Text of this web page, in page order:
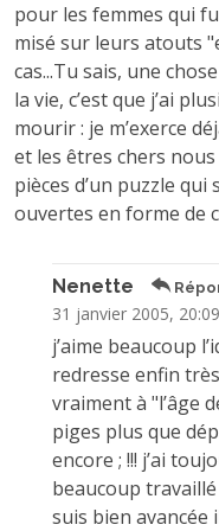
pour les femmes qui
misé sur leurs atouts
cas...Tu sais, une
la vie, c’est que j’ai
mourir : je m’exerce
et les êtres chers
pièces d’un puzzle qui
ouvertes en forme de
Nenette
31 janvier 2005, 20:09
j’aime beaucoup
redresse enfin
vraiment à "l’âge
piges plus que
encore ; !!! j’ai
beaucoup
suis bien avancée